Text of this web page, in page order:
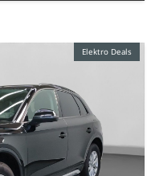
Elektro Deals